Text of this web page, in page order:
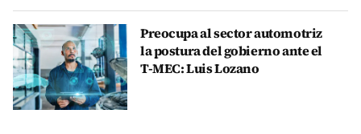
Preocupa al sector automotriz
la postura del gobierno ante el
T-MEC: Luis Lozano